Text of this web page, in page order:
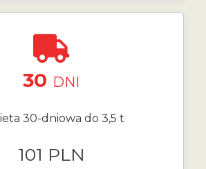
30 DNI
30-dniowa do 3,5 t
101 PLN